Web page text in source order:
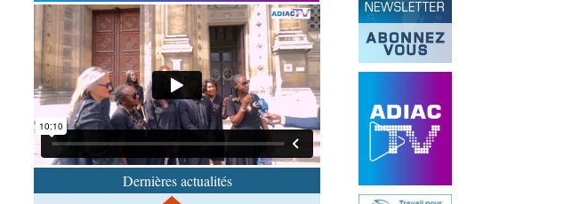
Dernières actualités
07-08-2026 11:03
SportFootball, le week-end des Diables rouges et
des Congolais de la diaspora en Coupes d'Europe
(matches aller du 3e tour)
07-08-2026 10:18
Afrique de l'Ouest : les mafias du
numérique inventent une nouvelle traite humaine